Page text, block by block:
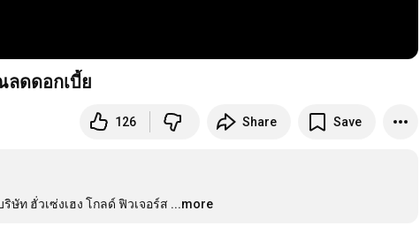
ลดดอกเบี้ย
126 Share Save
ท ฮั่วเซ่งเฮง โกลด์ ฟิวเจอร์ส ...more